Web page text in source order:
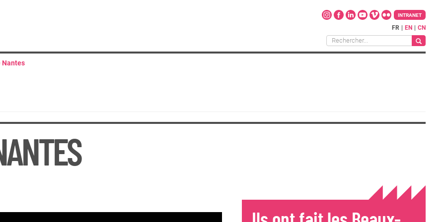
FR EN CN
INTRANET
Nantes